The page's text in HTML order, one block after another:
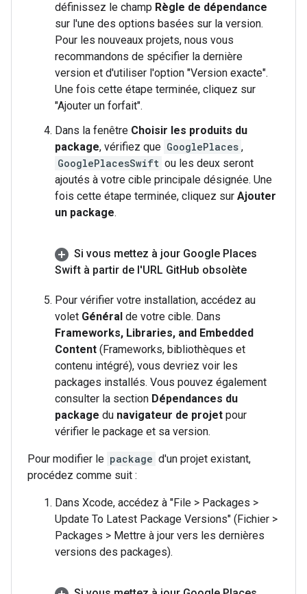
définissez le champ Règle de dépendance
sur l'une des options basées sur la version.
Pour les nouveaux projets, nous vous
recommandons de spécifier la dernière
version et d'utiliser l'option "Version exacte".
Une fois cette étape terminée, cliquez sur
"Ajouter un forfait".
Dans la fenêtre Choisir les produits du
package, vérifiez que GooglePlaces ,
GooglePlacesSwift ou les deux seront
ajoutés à votre cible principale désignée. Une
fois cette étape terminée, cliquez sur Ajouter
un package.
Si vous mettez à jour Google Places
Swift à partir de l'URL GitHub obsolète
Pour vérifier votre installation, accédez au
volet Général de votre cible. Dans
Frameworks, Libraries, and Embedded
Content (Frameworks, bibliothèques et
contenu intégré), vous devriez voir les
packages installés. Vous pouvez également
consulter la section Dépendances du
package du navigateur de projet pour
vérifier le package et sa version.
Pour modifier le package d'un projet existant,
procédez comme suit :
Dans Xcode, accédez à "File > Packages >
Update To Latest Package Versions" (Fichier >
Packages > Mettre à jour vers les dernières
versions des packages).